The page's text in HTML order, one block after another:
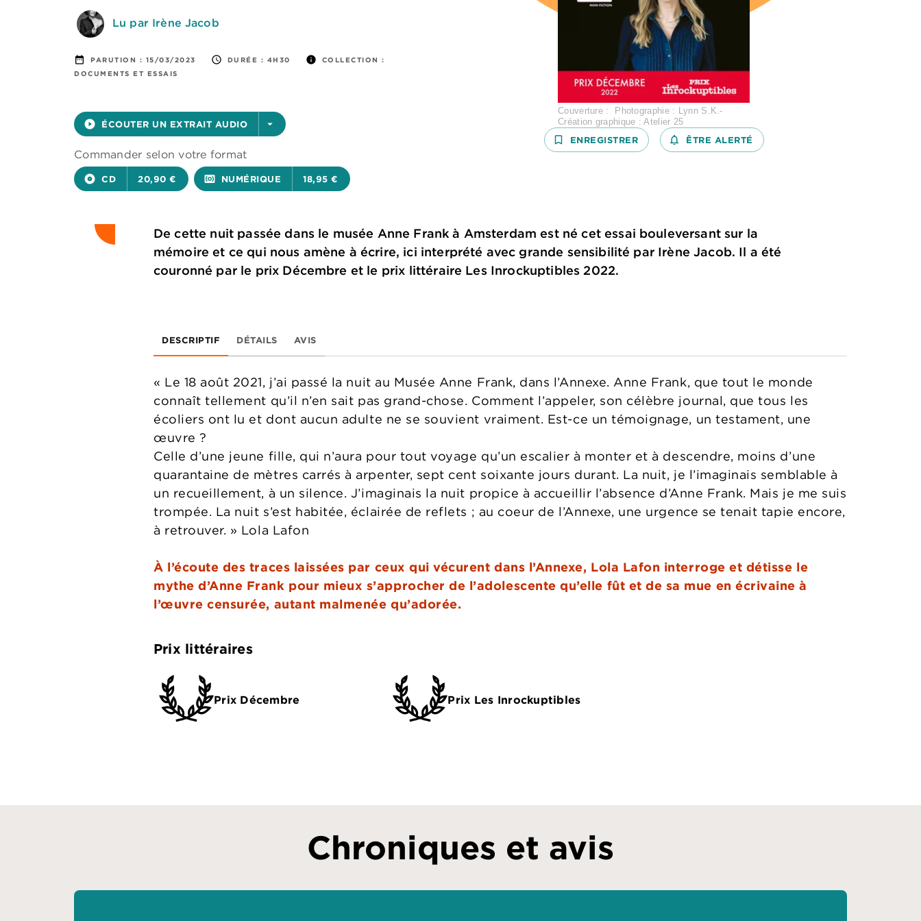
Lu par Irène Jacob
date_range PARUTION : 15/03/2023 access_time DURÉE : 4H30 info
COLLECTION :
DOCUMENTS ET ESSAIS
play_circle_filled ÉCOUTER UN EXTRAIT AUDIO arrow_drop_down
Commander selon votre format
album CD 20,90 € surround_sound NUMÉRIQUE 18,95 €
Couverture : Photographie : Lynn S.K.-
Création graphique : Atelier 25
bookmark_border ENREGISTRER notifications_none_outlined
ÊTRE ALERTÉ
De cette nuit passée dans le musée Anne Frank à Amsterdam est né cet essai bouleversant sur la
mémoire et ce qui nous amène à écrire, ici interprété avec grande sensibilité par Irène Jacob. Il a été
couronné par le prix Décembre et le prix littéraire Les Inrockuptibles 2022.
DESCRIPTIF DÉTAILS AVIS
« Le 18 août 2021, j’ai passé la nuit au Musée Anne Frank, dans l’Annexe. Anne Frank, que tout le monde
connaît tellement qu’il n’en sait pas grand-chose. Comment l’appeler, son célèbre journal, que tous les
écoliers ont lu et dont aucun adulte ne se souvient vraiment. Est-ce un témoignage, un testament, une
œuvre ?
Celle d’une jeune fille, qui n’aura pour tout voyage qu’un escalier à monter et à descendre, moins d’une
quarantaine de mètres carrés à arpenter, sept cent soixante jours durant. La nuit, je l’imaginais semblable à
un recueillement, à un silence. J’imaginais la nuit propice à accueillir l’absence d’Anne Frank. Mais je me suis
trompée. La nuit s’est habitée, éclairée de reflets ; au coeur de l’Annexe, une urgence se tenait tapie encore,
à retrouver. » Lola Lafon
À l’écoute des traces laissées par ceux qui vécurent dans l’Annexe, Lola Lafon interroge et détisse le
mythe d’Anne Frank pour mieux s’approcher de l’adolescente qu’elle fût et de sa mue en écrivaine à
l’œuvre censurée, autant malmenée qu’adorée.
Prix littéraires
Prix Décembre Prix Les Inrockuptibles
Chroniques et avis